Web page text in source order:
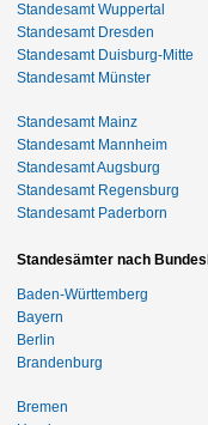
Standesamt Wuppertal
Standesamt Dresden
Standesamt Duisburg-Mitte
Standesamt Münster
Standesamt Mainz
Standesamt Mannheim
Standesamt Augsburg
Standesamt Regensburg
Standesamt Paderborn
Standesämter nach
Baden-Württemberg
Bayern
Berlin
Brandenburg
Bremen